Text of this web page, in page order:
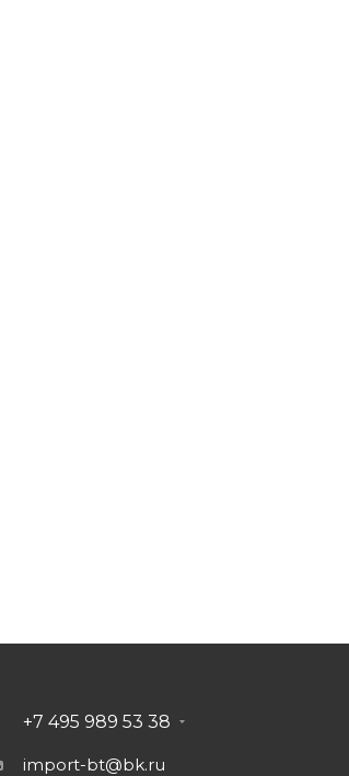
+7 495 989 53 38
import-bt@bk.ru